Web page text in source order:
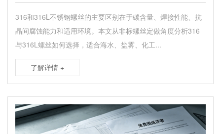
316和316L不锈钢螺丝的主要区别在于碳含量、焊接性能、抗
晶间腐蚀能力和适用环境。本文从非标螺丝定做角度分析316
与316L螺丝如何选择，适合海水、盐雾、化工...
了解详情 +